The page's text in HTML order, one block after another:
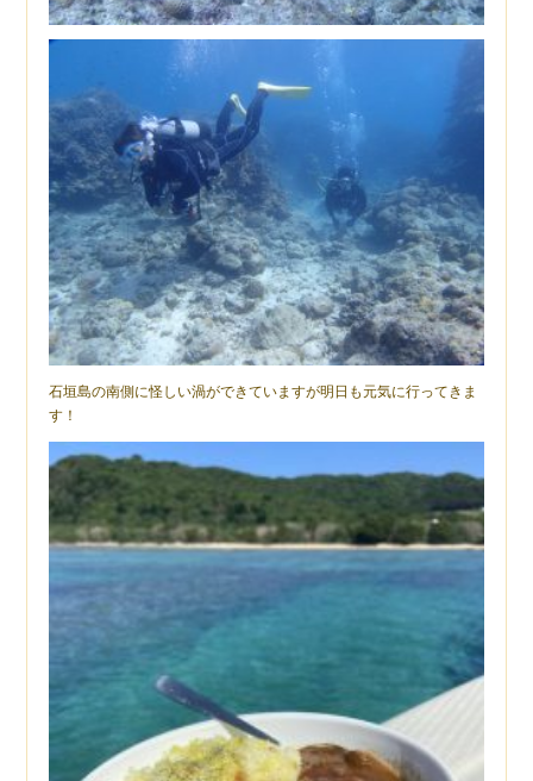
石垣島の南側に怪しい渦ができていますが明日も元気に行ってきま
す！